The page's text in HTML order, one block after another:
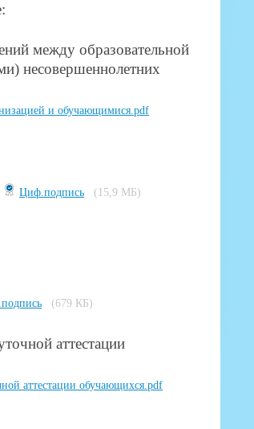
между образовательной
несовершеннолетних
и обучающимися.pdf
Циф.подпись
(15,9 МБ)
(679 КБ)
аттестации
аттестации обучающихся.pdf